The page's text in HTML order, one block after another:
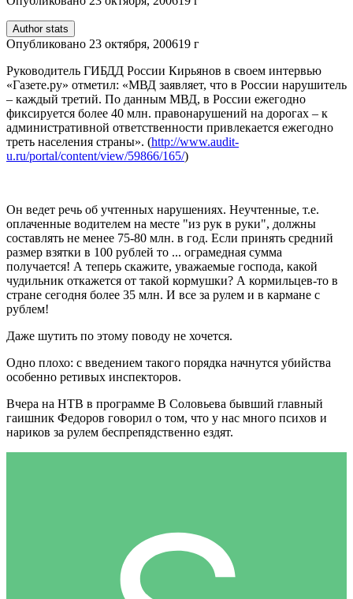
Author stats
Опубликовано 23 октября, 200619 г
Руководитель ГИБДД России Кирьянов в своем интервью
«Газете.ру» отметил: «МВД заявляет, что в России нарушитель
– каждый третий. По данным МВД, в России ежегодно
фиксируется более 40 млн. правонарушений на дорогах – к
административной ответственности привлекается ежегодно
треть населения страны». (http://www.audit-
u.ru/portal/content/view/59866/165/)
Он ведет речь об учтенных нарушениях. Неучтенные, т.е.
оплаченные водителем на месте "из рук в руки", должны
составлять не менее 75-80 млн. в год. Если принять средний
размер взятки в 100 рублей то ... ограмедная сумма
получается! А теперь скажите, уважаемые господа, какой
чудильник откажется от такой кормушки? А кормильцев-то в
стране сегодня более 35 млн. И все за рулем и в кармане с
рублем!
Даже шутить по этому поводу не хочется.
Одно плохо: с введением такого порядка начнутся убийства
особенно ретивых инспекторов.
Вчера на НТВ в программе В Соловьева бывший главный
гаишник Федоров говорил о том, что у нас много психов и
нариков за рулем беспрепядственно ездят.